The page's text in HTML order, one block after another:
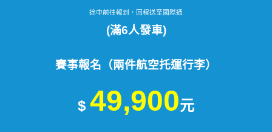
途中前往報到，回程送至國際通
(滿6人發車)
賽事報名（兩件航空托運行李）
$ 49,900元